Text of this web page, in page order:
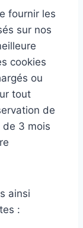
fournir les
sur nos
cookies
ou
tout
de
de 3 mois
ainsi
: